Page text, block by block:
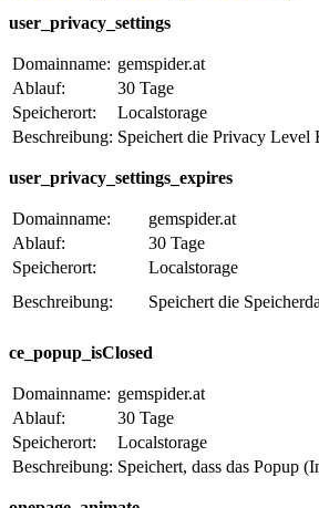
user_privacy_settings
Domainname: gemspider.at
Ablauf:
30 Tage
Speicherort:
Localstorage
Beschreibung: Speichert die Privacy Level
user_privacy_settings_expires
Domainname:
gemspider.at
Ablauf:
30 Tage
Speicherort:
Localstorage
Beschreibung:
Speichert die
ce_popup_isClosed
Domainname: gemspider.at
Ablauf:
30 Tage
Speicherort:
Localstorage
Beschreibung: Speichert, dass das Popup